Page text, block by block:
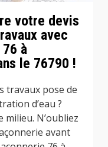
votre devis
avec
à
le 76790 !
travaux pose de
d’eau ?
milieu. N’oubliez
avant